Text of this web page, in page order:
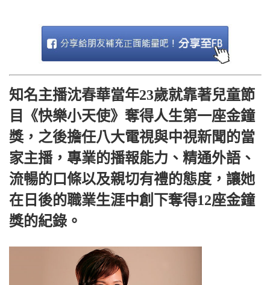
知名主播沈春華當年23歲就靠著兒童節
目《快樂小天使》奪得人生第一座金鐘
獎，之後擔任八大電視與中視新聞的當
家主播，專業的播報能力、精通外語、
流暢的口條以及親切有禮的態度，讓她
在日後的職業生涯中創下奪得12座金鐘
獎的紀錄。